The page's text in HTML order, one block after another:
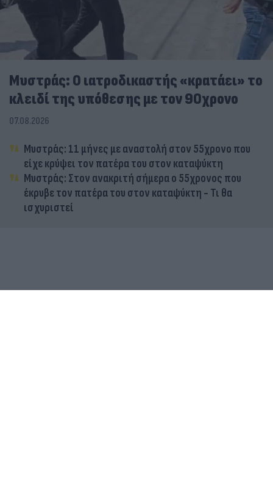
Μυστράς: Ο ιατροδικαστής «κρατάει» το
κλειδί της υπόθεσης με τον 90χρονο
07.08.2026
Μυστράς: 11 μήνες με αναστολή στον 55χρονο που
είχε κρύψει τον πατέρα του στον καταψύκτη
Μυστράς: Στον ανακριτή σήμερα ο 55χρονος που
έκρυβε τον πατέρα του στον καταψύκτη - Τι θα
ισχυριστεί